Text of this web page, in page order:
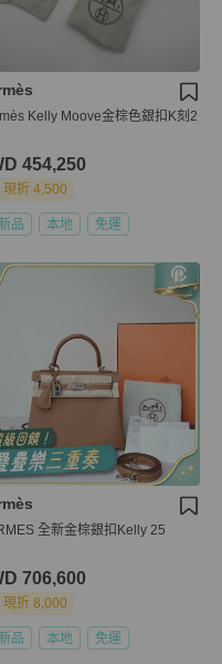
Kelly Moove金棕色銀扣K刻2
454,250
現折 4,500
品 本地 免運
全新金棕銀扣Kelly 25
706,600
現折 8,000
品 本地 免運